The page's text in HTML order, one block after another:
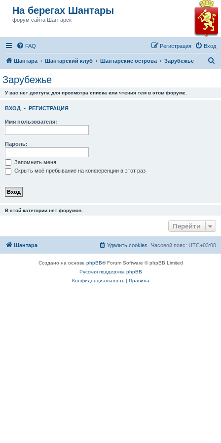
На берегах Шантары
форум сайта Шантарск
FAQ Вход
Регистрация
Шантара Шантарский клуб Шантарские острова Зарубежье
Зарубежье
У вас нет доступа для просмотра списка или чтения тем в этом форуме.
ВХОД • РЕГИСТРАЦИЯ
Имя пользователя:
Пароль:
Запомнить меня
Скрыть моё пребывание на конференции в этот раз
В этой категории нет форумов.
Перейти
Шантара Часовой пояс: UTC+03:00
Удалить cookies
Создано на основе phpBB® Forum Software © phpBB Limited
Русская поддержка phpBB
Конфиденциальность| Правила